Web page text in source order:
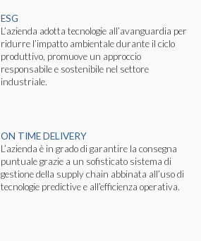
ESG
L’azienda adotta tecnologie all’avanguardia per
ridurre l’impatto ambientale durante il ciclo
produttivo, promuove un approccio
responsabile e sostenibile nel settore
industriale.
ON TIME DELIVERY
L’azienda è in grado di garantire la consegna
puntuale grazie a un sofisticato sistema di
gestione della supply chain abbinata all’uso di
tecnologie predictive e all’efficienza operativa.